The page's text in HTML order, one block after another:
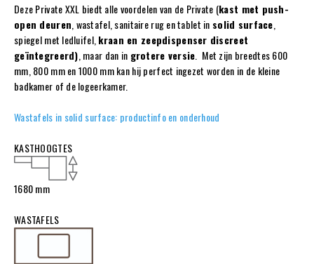
Deze Private XXL biedt alle voordelen van de Private (kast met push-
open deuren , wastafel, sanitaire rug en tablet in solid surface
spiegel met ledluifel, kraan en zeepdispenser discreet
geïntegreerd) , maar dan in grotere versie . Met zijn breedtes 600
mm, 800 mm en 1000 mm kan hij perfect ingezet worden in de kleine
badkamer of de logeerkamer.
Wastafels in solid surface: productinfo en onderhoud
KASTHOOGTES
1680 mm
WASTAFELS